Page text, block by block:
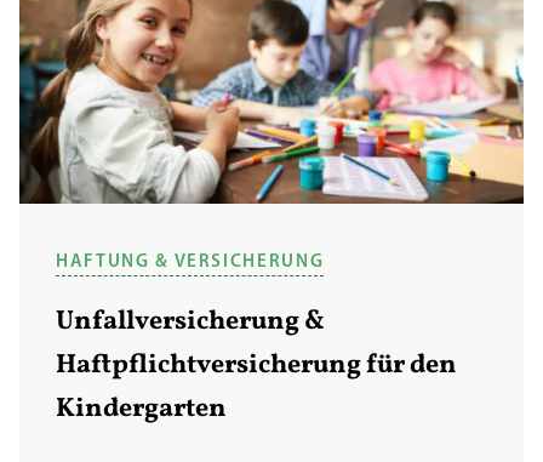
HAFTUNG & VERSICHERUNG
Unfallversicherung &
Haftpflichtversicherung für den
Kindergarten